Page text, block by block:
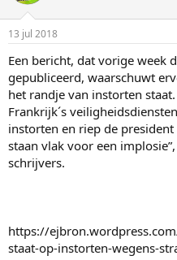
13 jul 2018
Een bericht, dat vorige week
gepubliceerd, waarschuwt
het randje van instorten
Frankrijk´s
instorten en riep de
staan vlak voor een
schrijvers.
https://
staat-op-instorten-wegens-